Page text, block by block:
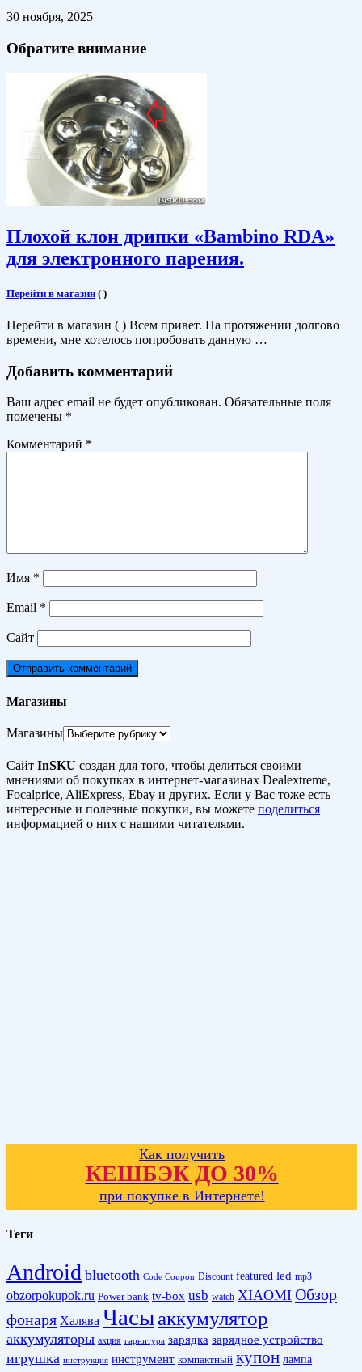
30 ноября, 2025
Обратите внимание
Плохой клон дрипки «Bambino RDA»
для электронного парения.
Перейти в магазин ( )
Перейти в магазин ( ) Всем привет. На протяжении долгово
времени, мне хотелось попробовать данную …
Добавить комментарий
Ваш адрес email не будет опубликован. Обязательные поля
помечены *
Комментарий *
Имя *
Email *
Сайт
Магазины
Магазины
Сайт InSKU создан для того, чтобы делиться своими
мнениями об покупках в интернет-магазинах Dealextreme,
Focalprice, AliExpress, Ebay и других. Если у Вас тоже есть
интересные и полезные покупки, вы можете поделиться
информацией о них с нашими читателями.
Как получить
КЕШБЭК ДО 30%
при покупке в Интернете!
Теги
Android bluetooth Code Coupon Discount featured led mp3
obzorpokupok.ru Power bank tv-box usb watch XIAOMI Обзор
фонаря Халява Часыаккумулятор
аккумуляторы акция гарнитура зарядка зарядное устройство
игрушка инструкция инструмент компактный купон лампа